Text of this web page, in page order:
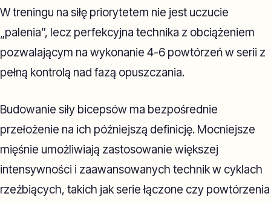
W treningu na siłę priorytetem nie jest uczucie
„palenia”, lecz perfekcyjna technika z obciążeniem
pozwalającym na wykonanie 4-6 powtórzeń w serii z
pełną kontrolą nad fazą opuszczania.
Budowanie siły bicepsów ma bezpośrednie
przełożenie na ich późniejszą definicję. Mocniejsze
mięśnie umożliwiają zastosowanie większej
intensywności i zaawansowanych technik w cyklach
rzeźbiących, takich jak serie łączone czy powtórzenia